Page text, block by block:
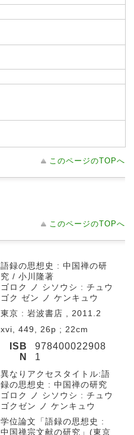
このページのTOPへ
このページのTOPへ
語録の思想史 : 中国禅の研
究 / 小川隆著
ゴロク ノ シソウシ : チュウ
ゴク ゼン ノ ケンキュウ
東京 : 岩波書店 , 2011.2
xvi, 449, 26p ; 22cm
ISB
N
978400022908
1
異なりアクセスタイトル:語
録の思想史 : 中国禅の研究
ゴロク ノ シソウシ : チュウ
ゴクゼン ノ ケンキュウ
学位論文「語録の思想史 :
中国禅宗文献の研究」(東京